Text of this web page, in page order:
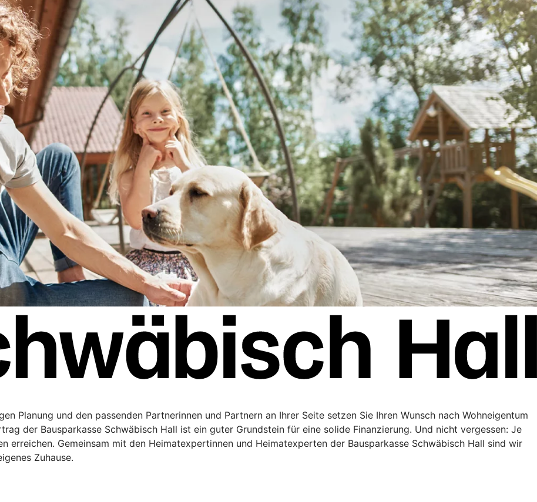
Planung und den passenden Partnerinnen und Partnern an Ihrer Seite setzen Sie Ihren Wunsch nach Wohneigentum
der Bausparkasse Schwäbisch Hall ist ein guter Grundstein für eine solide Finanzierung. Und nicht vergessen: Je
erreichen. Gemeinsam mit den Heimatexpertinnen und Heimatexperten der Bausparkasse Schwäbisch Hall sind wir
Zuhause.